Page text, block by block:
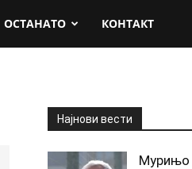
ОСТАНАТО КОНТАКТ
Најнови вести
Мурињо